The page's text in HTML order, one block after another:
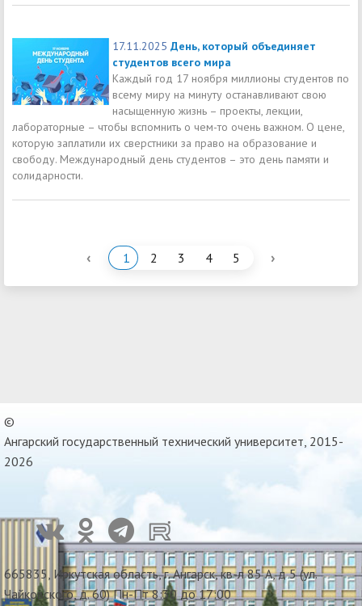
17.11.2025 День, который объединяет
студентов всего мира
Каждый год 17 ноября миллионы студентов по
всему миру на минуту останавливают свою
насыщенную жизнь – проекты, лекции,
лабораторные – чтобы вспомнить о чем-то очень важном. О цене,
которую заплатили их сверстники за право на образование и
свободу. Международный день студентов – это день памяти и
солидарности.
‹ 1 2 3 4 5 ›
©
Ангарский государственный технический университет, 2015-
2026
665835, Иркутская область, г. Ангарск, кв-л 85 А, д 5 (ул.
Чайковского, д. 60) Пн-Пт 8:30 до 17:00